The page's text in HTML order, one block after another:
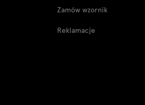
Zamów wzornik
Reklamacje